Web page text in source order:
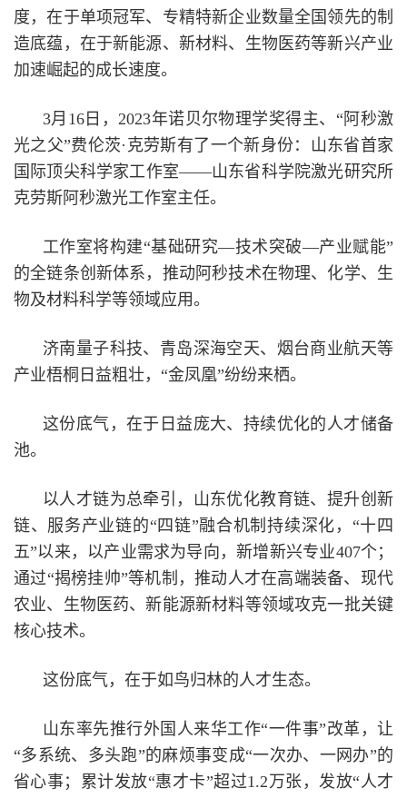
度，在于单项冠军、专精特新企业数量全国领先的制
造底蕴，在于新能源、新材料、生物医药等新兴产业
加速崛起的成长速度。
3月16日，2023年诺贝尔物理学奖得主、“阿秒激
光之父”费伦茨·克劳斯有了一个新身份：山东省首家
国际顶尖科学家工作室——山东省科学院激光研究所
克劳斯阿秒激光工作室主任。
工作室将构建“基础研究—技术突破—产业赋能”
的全链条创新体系，推动阿秒技术在物理、化学、生
物及材料科学等领域应用。
济南量子科技、青岛深海空天、烟台商业航天等
产业梧桐日益粗壮，“金凤凰”纷纷来栖。
这份底气，在于日益庞大、持续优化的人才储备
池。
以人才链为总牵引，山东优化教育链、提升创新
链、服务产业链的“四链”融合机制持续深化，“十四
五”以来，以产业需求为导向，新增新兴专业407个；
通过“揭榜挂帅”等机制，推动人才在高端装备、现代
农业、生物医药、新能源新材料等领域攻克一批关键
核心技术。
这份底气，在于如鸟归林的人才生态。
山东率先推行外国人来华工作“一件事”改革，让
“多系统、多头跑”的麻烦事变成“一次办、一网办”的
省心事；累计发放“惠才卡”超过1.2万张，发放“人才